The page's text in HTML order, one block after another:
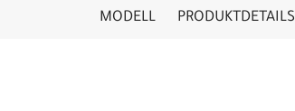
MODELL PRODUKTDETAILS